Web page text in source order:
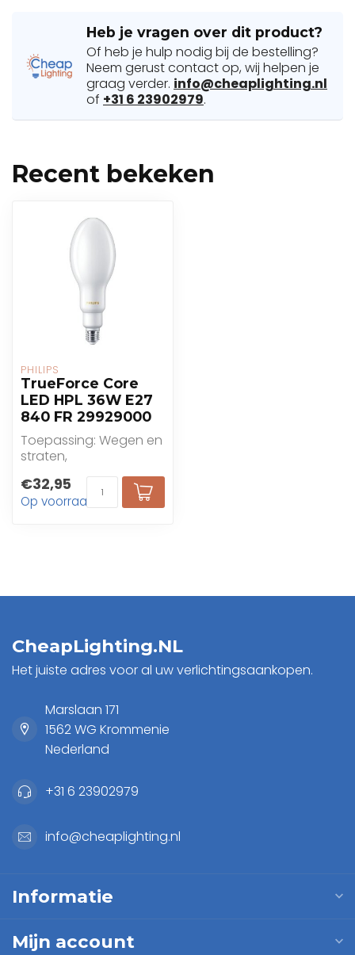
Heb je vragen over dit product?
Of heb je hulp nodig bij de bestelling?
Neem gerust contact op, wij helpen je
graag verder. info@cheaplighting.nl
of +31 6 23902979.
Recent bekeken
PHILIPS
TrueForce Core
LED HPL 36W E27
840 FR 29929000
Toepassing: Wegen en
straten,
parkeergarages,
parken en pleinen
€32,95
Op voorraad
CheapLighting.NL
Het juiste adres voor al uw verlichtingsaankopen.
Marslaan 171
1562 WG Krommenie
Nederland
+31 6 23902979
info@cheaplighting.nl
Informatie
Mijn account